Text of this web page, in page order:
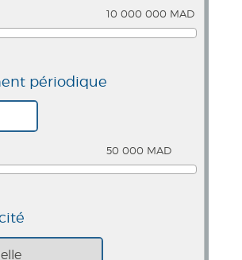
périodique
10 000 000 MAD
50 000 MAD